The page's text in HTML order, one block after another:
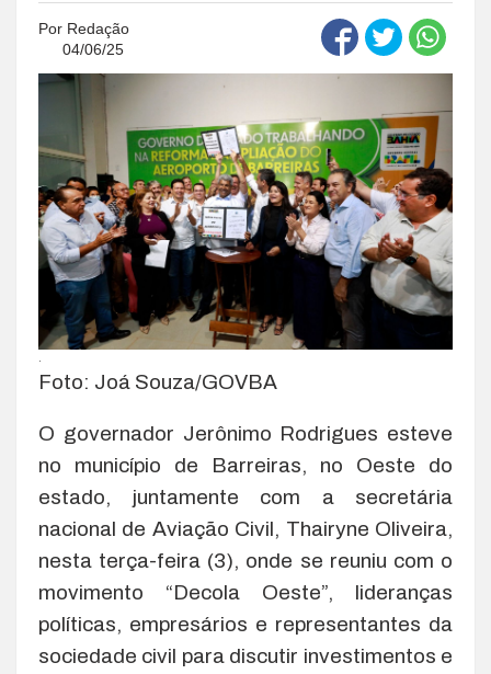
Por Redação
04/06/25
Foto: Joá Souza/GOVBA
O governador Jerônimo Rodrigues esteve
no município de Barreiras, no Oeste do
estado, juntamente com a secretária
nacional de Aviação Civil, Thairyne Oliveira,
nesta terça-feira (3), onde se reuniu com o
movimento “Decola Oeste”, lideranças
políticas, empresários e representantes da
sociedade civil para discutir investimentos e